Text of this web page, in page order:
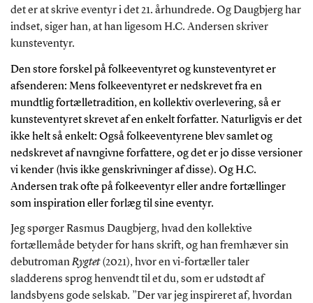
det er at skrive eventyr i det 21. århundrede. Og Daugbjerg har
indset, siger han, at han ligesom H.C. Andersen skriver
kunsteventyr.
Den store forskel på folkeeventyret og kunsteventyret er
afsenderen: Mens folkeeventyret er nedskrevet fra en
mundtlig fortælletradition, en kollektiv overlevering, så er
kunsteventyret skrevet af en enkelt forfatter. Naturligvis er det
ikke helt så enkelt: Også folkeeventyrene blev samlet og
nedskrevet af navngivne forfattere, og det er jo disse versioner
vi kender (hvis ikke genskrivninger af disse). Og H.C.
Andersen trak ofte på folkeeventyr eller andre fortællinger
som inspiration eller forlæg til sine eventyr.
Jeg spørger Rasmus Daugbjerg, hvad den kollektive
fortællemåde betyder for hans skrift, og han fremhæver sin
debutromanRygtet(2021), hvor en vi-fortæller taler
sladderens sprog henvendt til et du, som er udstødt af
landsbyens gode selskab. ”Der var jeg inspireret af, hvordan